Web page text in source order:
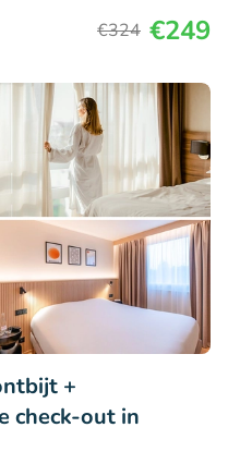
€324 €249
+
check-out in